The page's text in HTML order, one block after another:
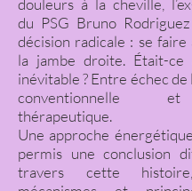
douleurs à la cheville,
du PSG Bruno
décision radicale : se
la jambe droite. Était-ce
inévitable ? Entre échec de
conventionnelle
thérapeutique.
Une approche
permis une conclusion
travers cette